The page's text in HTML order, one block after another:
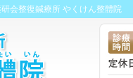
会整復鍼療所 やくけん整體院